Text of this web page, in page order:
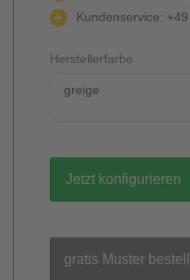
Kundenservice:
Herstellerfarbe
greige
Jetzt konfigurieren
gratis Muster